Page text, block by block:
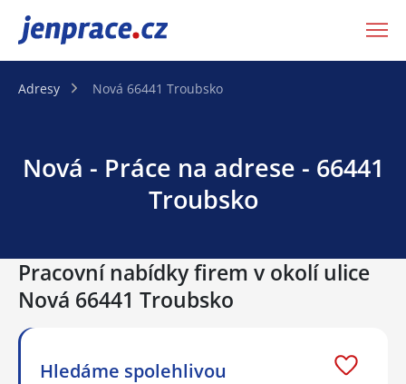
JenPráce.cz
Adresy Nová 66441 Troubsko
Nová - Práce na adrese - 66441
Troubsko
Pracovní nabídky firem v okolí ulice
Nová 66441 Troubsko
Hledáme spolehlivou